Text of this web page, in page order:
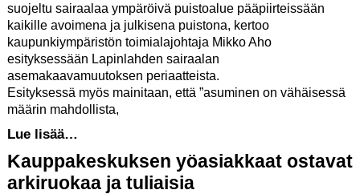
suojeltu sairaalaa ympäröivä puistoalue pääpiirteissään
kaikille avoimena ja julkisena puistona, kertoo
kaupunkiympäristön toimialajohtaja Mikko Aho
esityksessään Lapinlahden sairaalan
asemakaavamuutoksen periaatteista.
Esityksessä myös mainitaan, että ”asuminen on vähäisessä
määrin mahdollista,
Lue lisää…
Kauppakeskuksen yöasiakkaat ostavat
arkiruokaa ja tuliaisia